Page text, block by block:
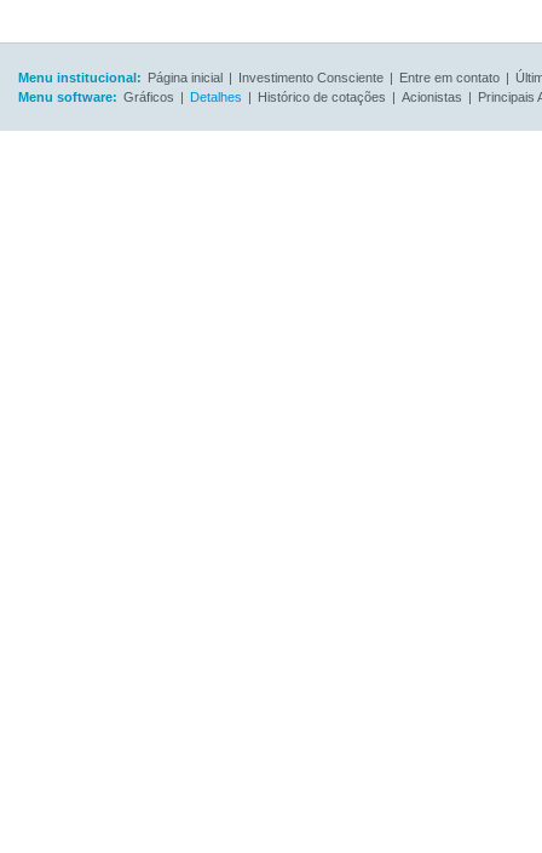
Menu institucional: Página inicial | Investimento Consciente | Entre em contato |
Menu software: Gráficos | Detalhes | Histórico de cotações | Acionistas | Principais